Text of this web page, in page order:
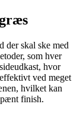
der skal ske med
som hver
hvor
ved meget
hvilket kan
finish.